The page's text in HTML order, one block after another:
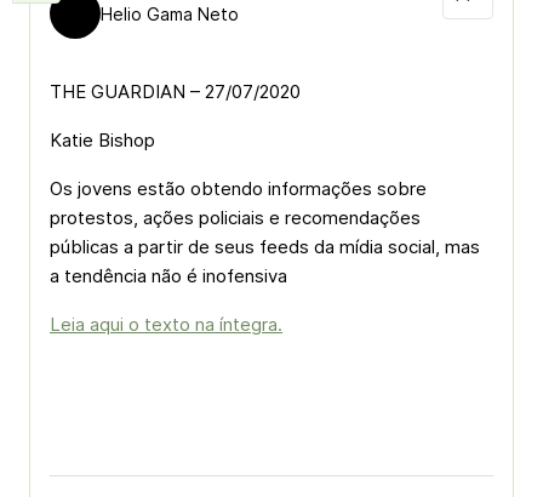
Helio Gama Neto
THE GUARDIAN – 27/07/2020
Katie Bishop
Os jovens estão obtendo informações sobre
protestos, ações policiais e recomendações
públicas a partir de seus feeds da mídia social, mas
a tendência não é inofensiva
Leia aqui o texto na íntegra.